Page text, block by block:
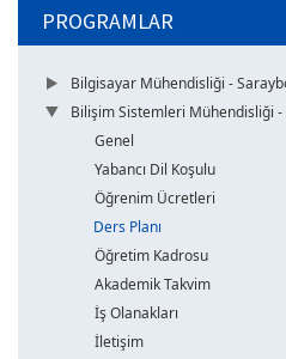
PROGRAMLAR
Bilgisayar Mühendisliği -
Bilişim Sistemleri Mühendisliği -
Genel
Yabancı Dil Koşulu
Öğrenim Ücretleri
Ders Planı
Öğretim Kadrosu
Akademik Takvim
İş Olanakları
İletişim